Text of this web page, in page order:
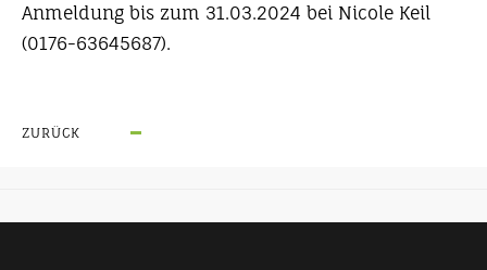
Anmeldung bis zum 31.03.2024 bei Nicole Keil
(0176-63645687).
ZURÜCK